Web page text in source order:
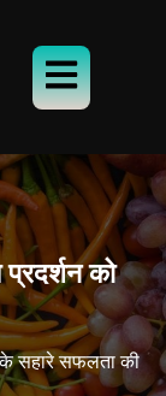
को
के सहारे सफलता की